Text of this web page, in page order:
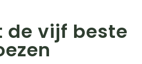
de vijf beste